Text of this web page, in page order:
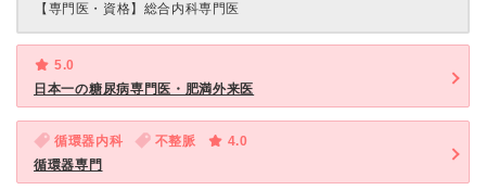
【専門医・資格】 総合内科専門医
5.0
日本一の糖尿病専門医・肥満外来医
循環器内科 不整脈
4.0
循環器専門